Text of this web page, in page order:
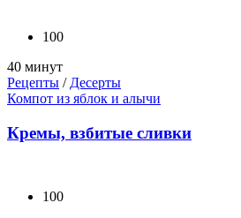
100
40 минут
Рецепты / Десерты
Компот из яблок и алычи
Кремы, взбитые сливки
100